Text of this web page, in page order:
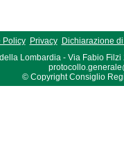
Policy Privacy
Dichiarazione
Lombardia - Via Fabio Filzi
© Copyright Consiglio